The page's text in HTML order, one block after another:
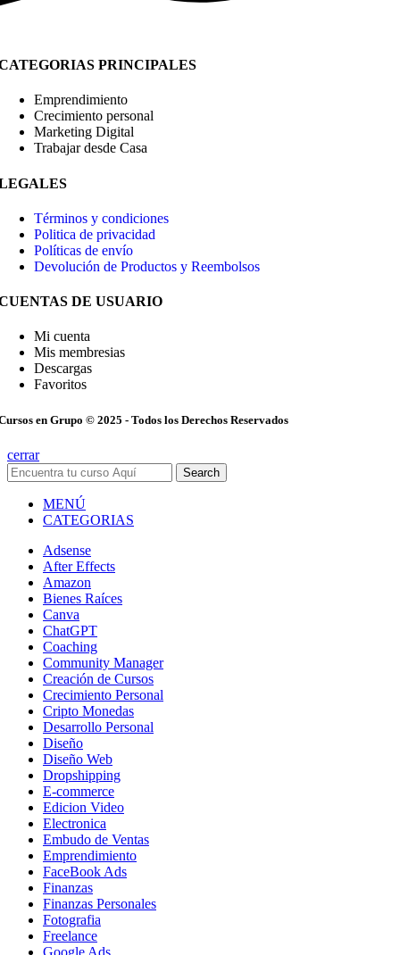
PRINCIPALES
Emprendimiento
Crecimiento personal
Marketing Digital
Trabajar desde Casa
Términos y condiciones
Politica de privacidad
Políticas de envío
Devolución de Productos y Reembolsos
DE USUARIO
Mi cuenta
Mis membresias
Descargas
Favoritos
en Grupo © 2025 - Todos los Derechos Reservados
cerrar
Search
MENÚ
CATEGORIAS
Adsense
After Effects
Amazon
Bienes Raíces
Canva
ChatGPT
Coaching
Community Manager
Creación de Cursos
Crecimiento Personal
Cripto Monedas
Desarrollo Personal
Diseño
Diseño Web
Dropshipping
E-commerce
Edicion Video
Electronica
Embudo de Ventas
Emprendimiento
FaceBook Ads
Finanzas
Finanzas Personales
Fotografia
Freelance
Google Ads